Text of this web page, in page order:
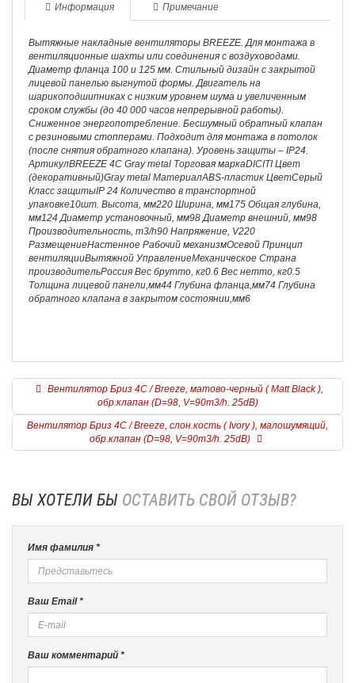
Информация Примечание
Вытяжные накладные вентиляторы BREEZE. Для монтажа в
вентиляционные шахты или соединения с воздуховодами.
Диаметр фланца 100 и 125 мм. Стильный дизайн с закрытой
лицевой панелью выгнутой формы. Двигатель на
шарикоподшипниках с низким уровнем шума и увеличенным
сроком службы (до 40 000 часов непрерывной работы).
Сниженное энергопотребление. Бесшумный обратный клапан
с резиновыми стопперами. Подходит для монтажа в потолок
(после снятия обратного клапана). Уровень защиты – IP24.
АртикулBREEZE 4C Gray metal Торговая маркаDICITI Цвет
(декоративный)Gray metal МатериалABS-пластик ЦветСерый
Класс защитыIP 24 Количество в транспортной
упаковке10шт. Высота, мм220 Ширина, мм175 Общая глубина,
мм124 Диаметр установочный, мм98 Диаметр внешний, мм98
Производительность, m3/h90 Напряжение, V220
РазмещениеНастенное Рабочий механизмОсевой Принцип
вентиляцииВытяжной УправлениеМеханическое Страна
производительРоссия Вес брутто, кг0.6 Вес нетто, кг0.5
Толщина лицевой панели,мм44 Глубина фланца,мм74 Глубина
обратного клапана в закрытом состоянии,мм6
Вентилятор Бриз 4C / Breeze, матово-черный ( Matt Black ),
обр.клапан (D=98, V=90m3/h. 25dB)
Вентилятор Бриз 4C / Breeze, слон.кость ( Ivory ), малошумящий,
обр.клапан (D=98, V=90m3/h. 25dB)
ВЫ ХОТЕЛИ БЫ ОСТАВИТЬ СВОЙ ОТЗЫВ?
Имя фамилия *
Ваш Email *
Ваш комментарий *